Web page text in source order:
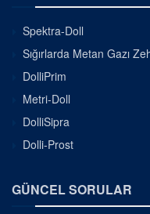
Spektra-Doll
Sığırlarda Metan Gazı
DolliPrim
Metri-Doll
DolliSipra
Dolli-Prost
GÜNCEL SORULAR